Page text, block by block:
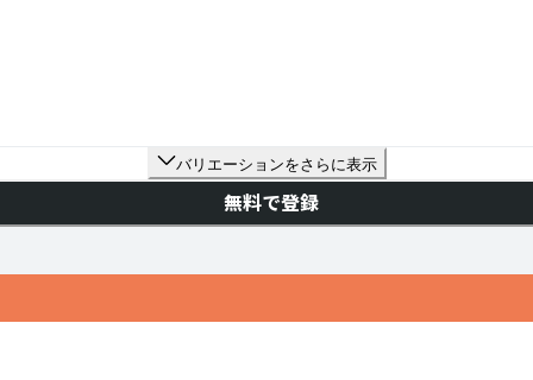
バリエーションをさらに表示
無料で登録